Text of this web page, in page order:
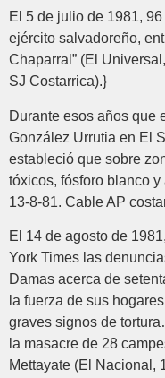
El 5 de julio de 1981,
ejército salvadoreño,
Chaparral” (El
SJ Costarrica).}
Durante esos años que
González Urrutia en El
estableció que sobre
tóxicos, fósforo blanco
13-8-81. Cable AP
El 14 de agosto de
York Times las
Damas acerca de
la fuerza de sus
graves signos de
la masacre de 28
Mettayate (El Nacional,